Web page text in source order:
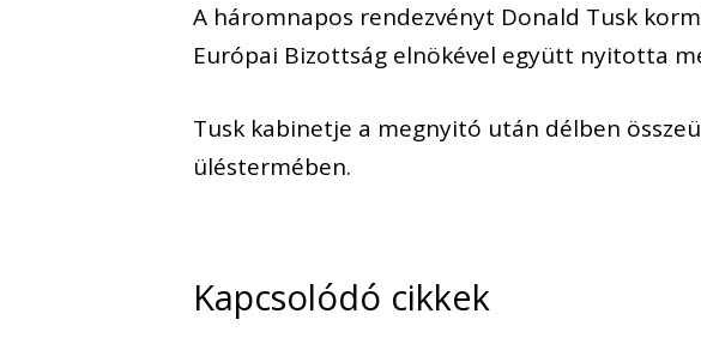
A háromnapos rendezvényt Donald Tusk
Európai Bizottság elnökével együtt nyitotta
Tusk kabinetje a megnyitó után délben
üléstermében.
Kapcsolódó cikkek